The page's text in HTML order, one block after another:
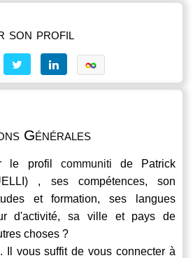
son profil
Générales
le profil communiti de Patrick
, ses compétences, son
et formation, ses langues
d'activité, sa ville et pays de
choses ?
Il vous suffit de vous connecter à